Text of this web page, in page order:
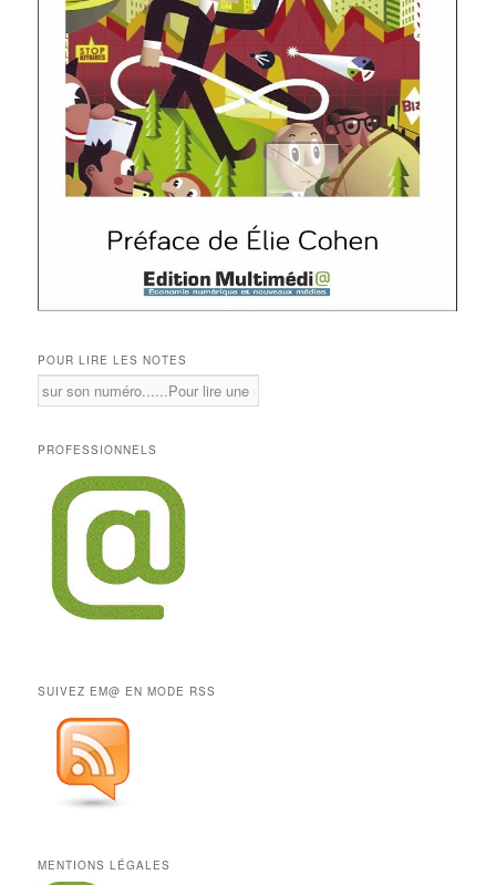
POUR LIRE LES NOTES
PROFESSIONNELS
SUIVEZ EM@ EN MODE RSS
MENTIONS LÉGALES